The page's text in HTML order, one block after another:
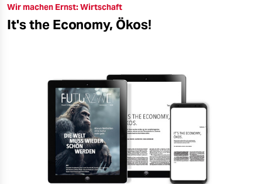
Wir machen Ernst: Wirtschaft
It's the Economy, Ökos!